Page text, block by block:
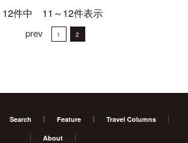
12件中 11～12件表示
prev 1 2
Search Feature Travel Columns
About